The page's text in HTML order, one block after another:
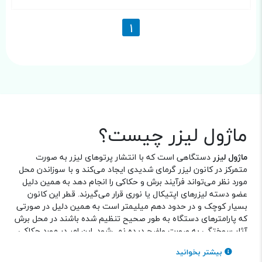
1
ماژول لیزر چیست؟
ماژول لیزر دستگاهی است که با انتشار پرتو‌های لیزر به صورت
متمرکز در کانون لیزر گرمای شدیدی ایجاد می‌کند و با سوزاندن محل
مورد نظر می‌تواند فرآیند برش و حکاکی را انجام دهد به همین دلیل
عضو دسته لیزرهای اپتیکال یا نوری قرار می‌گیرند. قطر این کانون
بسیار کوچک و در حدود دهم میلیمتر است به همین دلیل در صورتی
که پارامترهای دستگاه به طور صحیح تنظیم شده باشند در محل برش
آثار سوختگی به صورت واضح دیده نمی‌شود. این امر در مورد حکاکی
حکاکی شده با دقت و تمیز خواهد بود. شکل ظاهری اکثر این ماژول ها
بیشتر بخوانید